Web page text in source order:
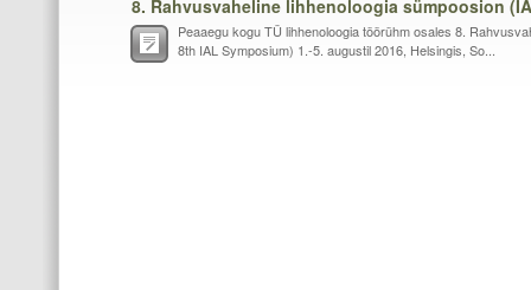
8. Rahvusvaheline lihhenoloogia sümpoosion
Peaaegu kogu TÜ lihhenoloogia töörühm osales 8.
8th IAL Symposium) 1.-5. augustil 2016, Helsingis, So...